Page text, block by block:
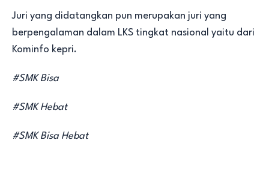
Juri yang didatangkan pun merupakan juri yang
berpengalaman dalam LKS tingkat nasional yaitu dari
Kominfo kepri.
#SMK Bisa
#SMK Hebat
#SMK Bisa Hebat